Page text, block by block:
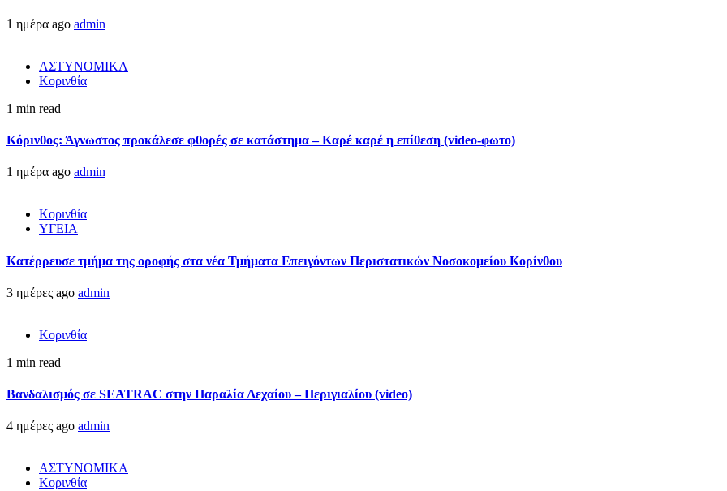
1 ημέρα ago admin
ΑΣΤΥΝΟΜΙΚΑ
Κορινθία
1 min read
Κόρινθος: Άγνωστος προκάλεσε φθορές σε κατάστημα – Καρέ καρέ η επίθεση (video-φωτο)
1 ημέρα ago admin
Κορινθία
ΥΓΕΙΑ
Kατέρρευσε τμήμα της οροφής στα νέα Τμήματα Επειγόντων Περιστατικών Νοσοκομείου Κορίνθου
3 ημέρες ago admin
Κορινθία
1 min read
Βανδαλισμός σε SEATRAC στην Παραλία Λεχαίου – Περιγιαλίου (video)
4 ημέρες ago admin
ΑΣΤΥΝΟΜΙΚΑ
Κορινθία